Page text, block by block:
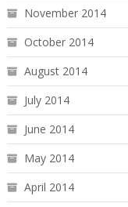
November 2014
October 2014
August 2014
July 2014
June 2014
May 2014
April 2014